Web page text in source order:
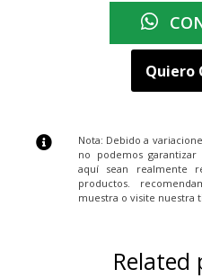
Quiero
Nota: Debido a
no podemos
aquí sean realmente
productos.
muestra o visite nuestra
Related